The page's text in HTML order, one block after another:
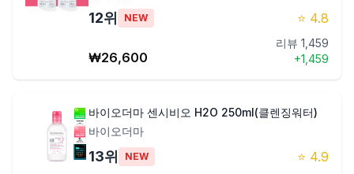
12위 NEW ⭐ 4.8
₩26,600
리뷰 1,459
+1,459
바이오더마 센시비오 H2O 250ml(클렌징워터)
바이오더마
13위 NEW ⭐ 4.9